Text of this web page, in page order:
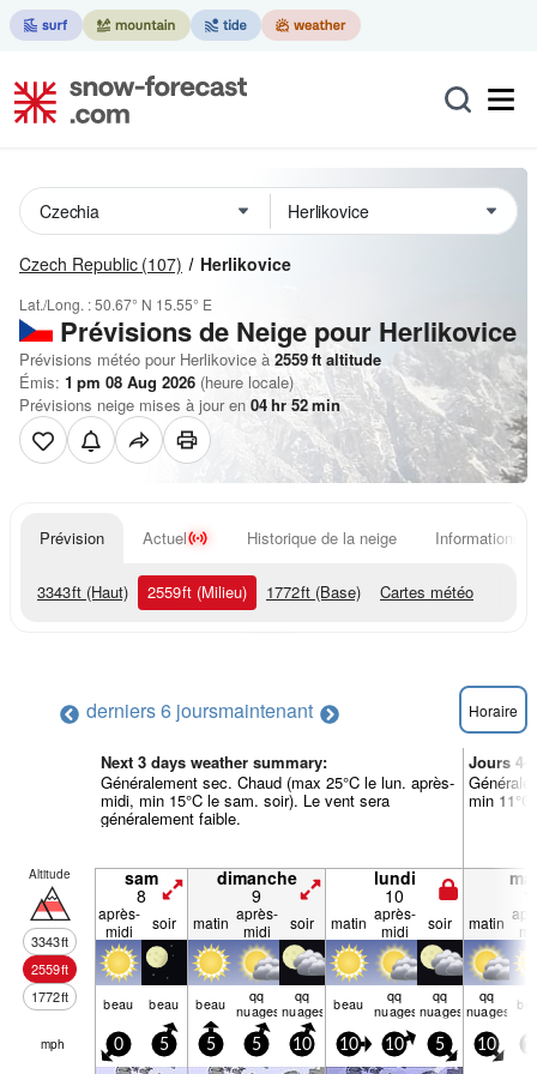
Czech Republic (107) Herlikovice
Lat./Long. :50.67° N 15.55° E
Prévisions de Neige pour Herlikovice
Prévisions météo pour Herlikovice à 2559ft altitude
Émis: 1 pm 08 Aug 2026 (heure locale)
Prévisions neige mises à jour en 04hr 52min
Prévision Actuel Historique de la neige Informations
3343ft (Haut) 2559ft (Milieu) 1772ft (Base) Cartes météo
derniers 6 joursmaintenant Horaire
Next 3 days weather summary:
Généralement sec. Chaud (max 25°C le lun. après-
midi, min 15°C le sam. soir). Le vent sera
généralement faible.
Jours 4-
min
Altitude
3343ft
2559ft
1772ft
sam
8
dimanche
9
lundi
10
après-
midi
soir matin après-
midi
soir matin après-
midi
soir matin
beau beau beau qq
nuages
qq
nuages beau qq
nuages
qq
nuages
qq
nuages
mph 0 5 5 5 10 10 10 5 10